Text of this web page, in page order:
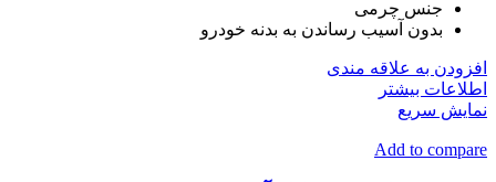
جنس چرمی
بدون آسیب رساندن به بدنه خودرو
افزودن به علاقه مندی
اطلاعات بیشتر
نمایش سریع
Add to compare